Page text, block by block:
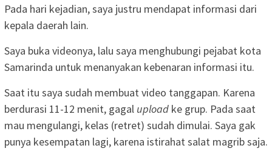
Pada hari kejadian, saya justru mendapat informasi dari
kepala daerah lain.
Saya buka videonya, lalu saya menghubungi pejabat kota
Samarinda untuk menanyakan kebenaran informasi itu.
Saat itu saya sudah membuat video tanggapan. Karena
berdurasi 11-12 menit, gagal upload ke grup. Pada saat
mau mengulangi, kelas (retret) sudah dimulai. Saya gak
punya kesempatan lagi, karena istirahat salat magrib saja.